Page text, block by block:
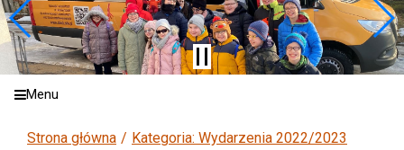
Menu
Strona główna
Kategoria: Wydarzenia 2022/2023